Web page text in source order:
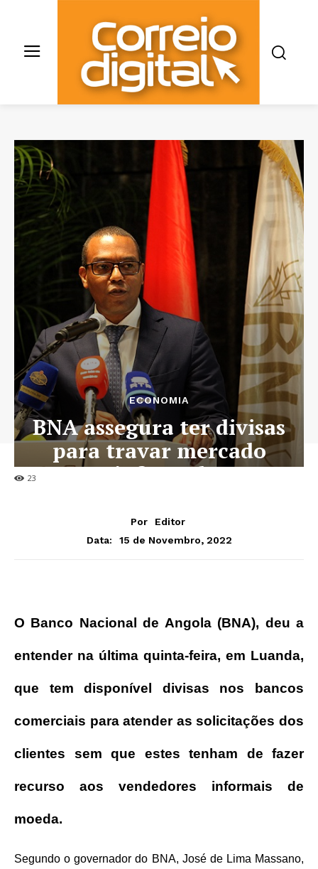
23
ECONOMIA
BNA assegura ter divisas
para travar mercado
informal
Por
Editor
Data:
15 de Novembro, 2022
O Banco Nacional de Angola (BNA), deu a
entender na última quinta-feira, em Luanda,
que tem disponível divisas nos bancos
comerciais para atender as solicitações dos
clientes sem que estes tenham de fazer
recurso aos vendedores informais de
moeda.
Segundo o governador do BNA, José de Lima Massano,